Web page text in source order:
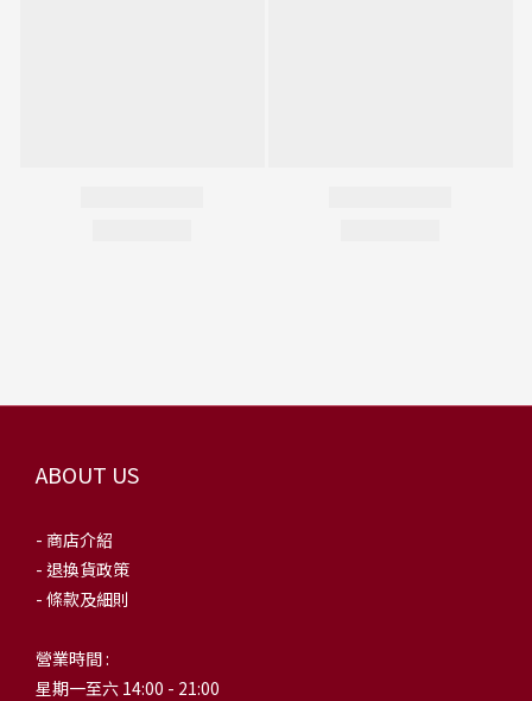
ABOUT US
- 商店介紹
- 退換貨政策
- 條款及細則
營業時間 :
星期一至六 14:00 - 21:00